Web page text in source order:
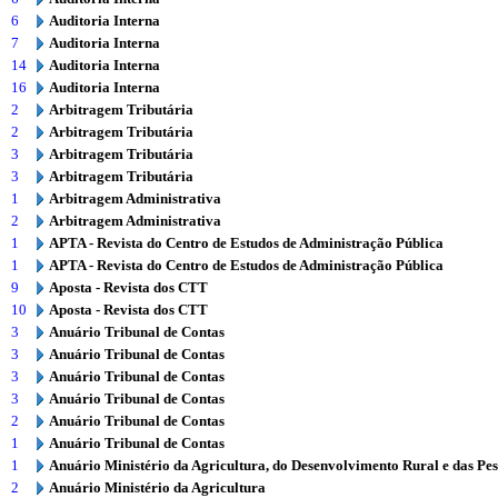
6
Auditoria Interna
7
Auditoria Interna
14
Auditoria Interna
16
Auditoria Interna
2
Arbitragem Tributária
2
Arbitragem Tributária
3
Arbitragem Tributária
3
Arbitragem Tributária
1
Arbitragem Administrativa
2
Arbitragem Administrativa
1
APTA - Revista do Centro de Estudos de Administração Pública
1
APTA - Revista do Centro de Estudos de Administração Pública
9
Aposta - Revista dos CTT
10
Aposta - Revista dos CTT
3
Anuário Tribunal de Contas
3
Anuário Tribunal de Contas
3
Anuário Tribunal de Contas
3
Anuário Tribunal de Contas
2
Anuário Tribunal de Contas
1
Anuário Tribunal de Contas
1
Anuário Ministério da Agricultura, do Desenvolvimento Rural e das
2
Anuário Ministério da Agricultura